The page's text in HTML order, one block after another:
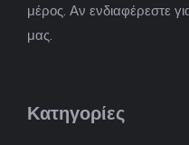
μέρος. Αν ενδιαφέρεστε
μας.
Κατηγορίες